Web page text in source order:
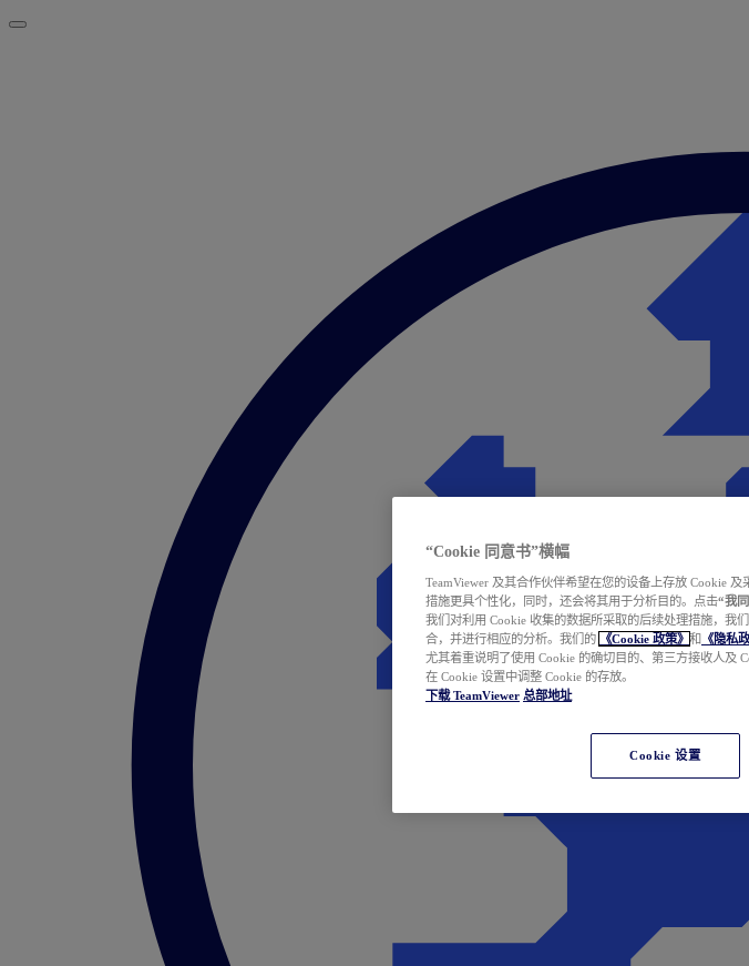
“Cookie 同意书”横幅
TeamViewer 及其合作伙伴希望在您的设备上存放 Cookie
措施更具个性化，同时，还会将其用于分析目的。点击“我
我们对利用 Cookie 收集的数据所采取的后续处理措施，我
合，并进行相应的分析。我们的
《Cookie 政策》 和 《隐私
尤其着重说明了使用 Cookie 的确切目的、第三方接收人及
在 Cookie 设置中调整 Cookie 的存放。
下载 TeamViewer 总部地址
Cookie 设置